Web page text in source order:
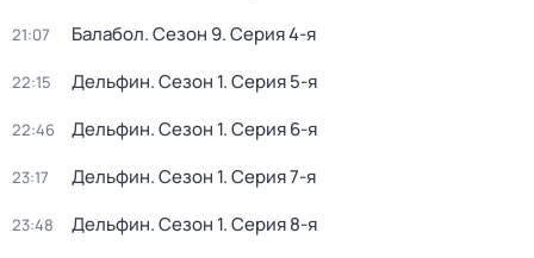
21:07 Балабол. Сезон 9. Серия 4-я
22:15 Дельфин. Сезон 1. Серия 5-я
22:46 Дельфин. Сезон 1. Серия 6-я
23:17 Дельфин. Сезон 1. Серия 7-я
23:48 Дельфин. Сезон 1. Серия 8-я